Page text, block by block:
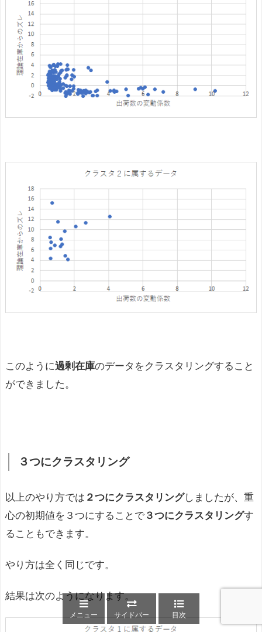
このように過剰在庫のデータをクラスタリングすること
ができました。
３つにクラスタリング
以上のやり方では ２つにクラスタリングしましたが、重
心の初期値を３つにすることで ３つにクラスタリングす
ることもできます。
やり方は全く同じです。
結果は次のようになります。
メニュー サイドバー 目次